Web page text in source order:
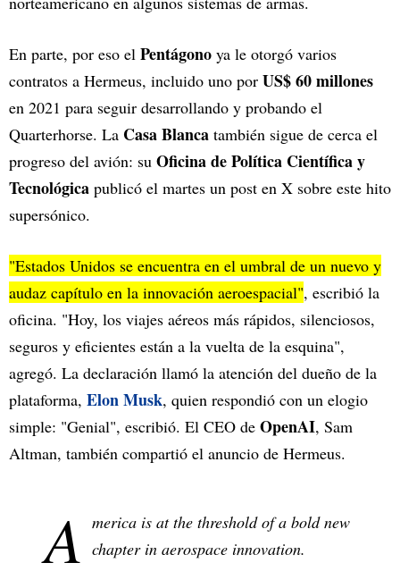
En parte, por eso el Pentágono ya le otorgó varios
contratos a Hermeus, incluido uno por US$ 60 millones
en 2021 para seguir desarrollando y probando el
Quarterhorse. La Casa Blanca también sigue de cerca el
progreso del avión: su Oficina de Política Científica y
Tecnológica publicó el martes un post en X sobre este hito
supersónico.
"Estados Unidos se encuentra en el umbral de un nuevo y
audaz capítulo en la innovación aeroespacial", escribió la
oficina. "Hoy, los viajes aéreos más rápidos, silenciosos,
seguros y eficientes están a la vuelta de la esquina",
agregó. La declaración llamó la atención del dueño de la
plataforma, Elon Musk, quien respondió con un elogio
simple: "Genial", escribió. El CEO de OpenAI, Sam
Altman, también compartió el anuncio de Hermeus.
A merica is at the threshold of a bold new
chapter in aerospace innovation.